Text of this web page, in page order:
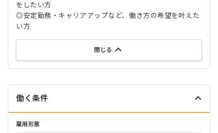
をしたい方
◎安定勤務・キャリアアップなど、働き方の希望を叶えた
い方
閉じる
働く条件
雇用形態